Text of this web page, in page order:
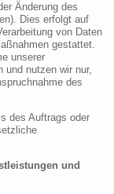
Änderung des
Dies erfolgt auf
von Daten
gestattet.
unserer
und nutzen wir nur,
des
des Auftrags oder
und